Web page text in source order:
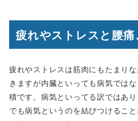
疲れやストレスと腰
疲れやストレスは筋肉にもたまり
きますが内臓といっても病気では
積です。病気といってる訳ではあ
でも病気というのを結びつけるこ